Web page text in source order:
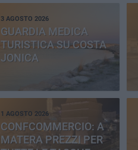
3 AGOSTO 2026
GUARDIA MEDICA
TURISTICA SU COSTA
JONICA
1 AGOSTO 2026
CONFCOMMERCIO: A
MATERA PREZZI PER